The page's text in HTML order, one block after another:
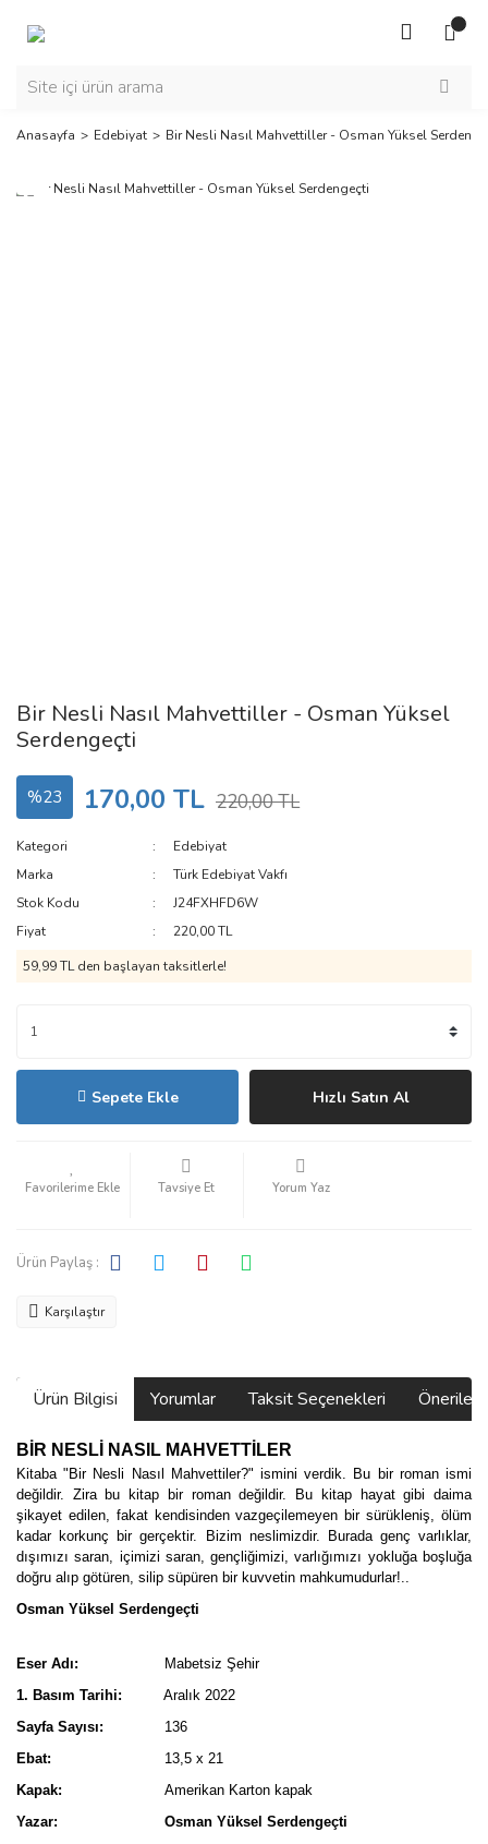
Anasayfa Edebiyat Bir Nesli Nasıl Mahvettiller - Osman Yüksel
Bir Nesli Nasıl Mahvettiller - Osman Yüksel
Serdengeçti
%23 170,00 TL 220,00 TL
Kategori
Edebiyat
Marka
Türk Edebiyat Vakfı
Stok Kodu
J24FXHFD6W
Fiyat
220,00 TL
59,99 TL den başlayan taksitlerle!
Sepete Ekle Hızlı Satın Al
Tavsiye Et Yorum Yaz
Ürün Paylaş :
Karşılaştır
Ürün Bilgisi Yorumlar Taksit Seçenekleri
BİR NESLİ NASIL MAHVETTİLER
Kitaba "Bir Nesli Nasıl Mahvettiler?" ismini verdik. Bu bir roman ismi
değildir. Zira bu kitap bir roman değildir. Bu kitap hayat gibi daima
şikayet edilen, fakat kendisinden vazgeçilemeyen bir sürükleniş, ölüm
kadar korkunç bir gerçektir. Bizim neslimizdir. Burada genç varlıklar,
dışımızı saran, içimizi saran, gençliğimizi, varlığımızı yokluğa boşluğa
doğru alıp götüren, silip süpüren bir kuvvetin mahkumudurlar!..
Osman Yüksel Serdengeçti
Eser Adı:
Mabetsiz Şehir
1. Basım Tarihi:
Aralık 2022
Sayfa Sayısı:
136
Ebat:
13,5 x 21
Kapak:
Amerikan Karton kapak
Yazar:
Osman Yüksel Serdengeçti